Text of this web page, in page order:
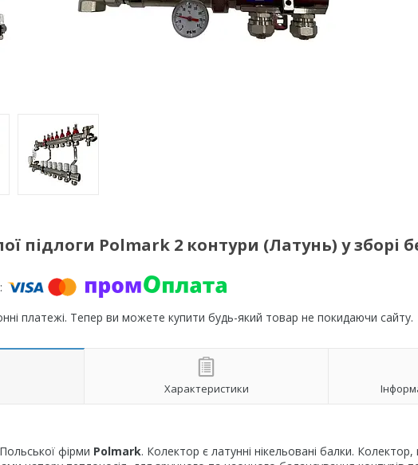
підлоги Polmark 2 контури (Латунь) у зборі
платежі. Тепер ви можете купити будь-який товар не покидаючи сайту.
Характеристики
фірми Polmark. Колектор є латунні нікельовані балки.